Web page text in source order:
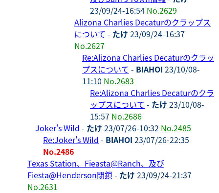
23/09/24-16:54 No.2629
Alizona Charlies Decaturのクラップス
について - たけ 23/09/24-16:37
No.2627
Re:Alizona Charlies Decaturのクラッ
プスについて - BIAHOI 23/10/08-
11:10 No.2683
Re:Alizona Charlies Decaturのクラ
ップスについて - たけ 23/10/08-
15:57 No.2686
Joker's Wild - たけ 23/07/26-10:32 No.2485
Re:Joker's Wild - BIAHOI 23/07/26-22:35
No.2486
Texas Station、Fieasta@Ranch、及び
Fiesta@Henderson閉鎖 - たけ 23/09/24-21:37
No.2631